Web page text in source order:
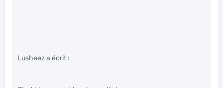
Lusheez a écrit :